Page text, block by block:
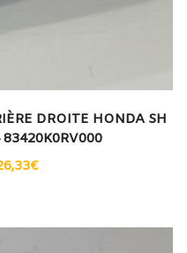
DROITE HONDA SH
€